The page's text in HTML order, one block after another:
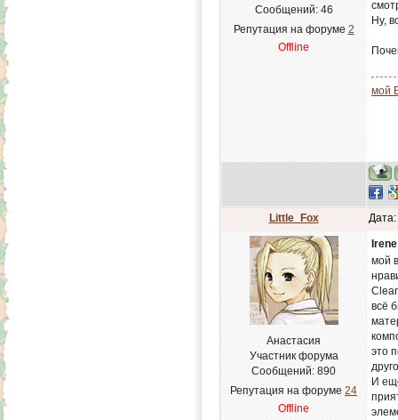
Сообщений: 46
Репутация на форуме 2
Offline
Ну,
мой
Little_Fox
Анастасия
Участник форума
Сообщений: 890
Репутация на форуме 24
Offline
Irene
мой
всё
это
И